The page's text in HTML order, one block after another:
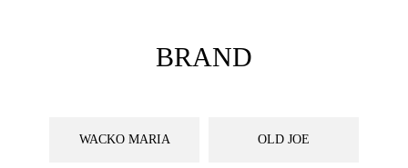
BRAND
WACKO MARIA OLD JOE